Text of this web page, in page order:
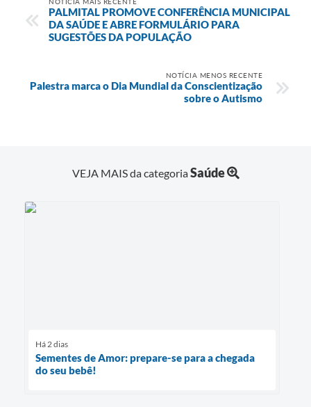
PALMITAL PROMOVE CONFERÊNCIA MUNICIPAL
DA SAÚDE E ABRE FORMULÁRIO PARA
SUGESTÕES DA POPULAÇÃO
NOTÍCIA MENOS RECENTE
Palestra marca o Dia Mundial da Conscientização
sobre o Autismo
VEJA MAIS da categoriaSaúde
Há 2 dias
Sementes de Amor: prepare-se para a chegada
do seu bebê!